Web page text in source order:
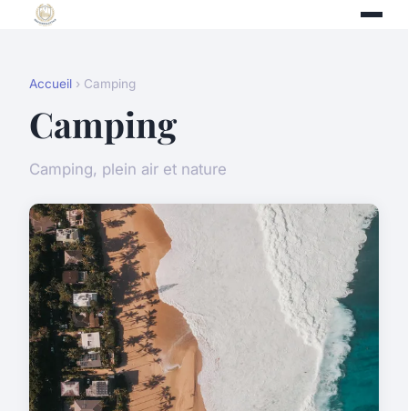
Accueil › Camping
Camping
Camping, plein air et nature